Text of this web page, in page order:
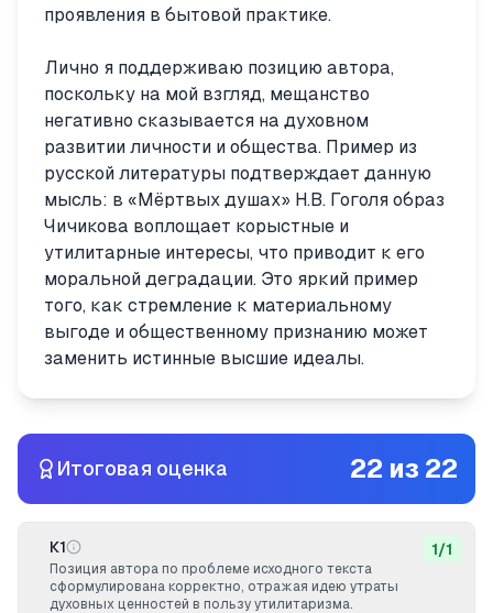
проявления в бытовой практике.
Лично я поддерживаю позицию автора,
поскольку на мой взгляд, мещанство
негативно сказывается на духовном
развитии личности и общества. Пример из
русской литературы подтверждает данную
мысль: в «Мёртвых душах» Н.В. Гоголя образ
Чичикова воплощает корыстные и
утилитарные интересы, что приводит к его
моральной деградации. Это яркий пример
того, как стремление к материальному
выгоде и общественному признанию может
заменить истинные высшие идеалы.
Итоговая оценка 22 из 22
К1
Позиция автора по проблеме исходного текста
сформулирована корректно, отражая идею утраты
духовных ценностей в пользу утилитаризма.
1/1